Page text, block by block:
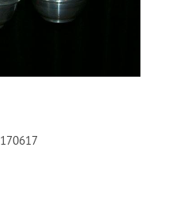
170617